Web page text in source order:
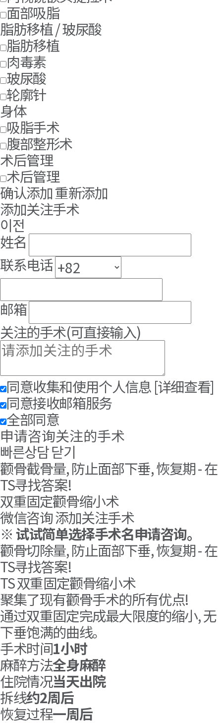
面部吸脂
脂肪移植 / 玻尿酸
脂肪移植
肉毒素
玻尿酸
轮廓针
身体
吸脂手术
腹部整形术
术后管理
术后管理
确认添加重新添加
添加关注手术
이전
姓名
联系电话
邮箱
关注的手术(可直接输入)
同意收集和使用个人信息 [详细查看]
同意接收邮箱服务
全部同意
申请咨询关注的手术
빠른상담 닫기
颧骨截骨量, 防止面部下垂, 恢复期 - 在
TS寻找答案!
双重固定颧骨缩小术
微信咨询添加关注手术
※ 试试简单选择手术名申请咨询。
颧骨切除量, 防止面部下垂, 恢复期 - 在
TS寻找答案!
TS 双重固定颧骨缩小术
聚集了现有颧骨手术的所有优点!
通过双重固定完成最大限度的缩小, 无
下垂饱满的曲线。
手术时间1小时
麻醉方法全身麻醉
住院情况当天出院
拆线约2周后
恢复过程一周后